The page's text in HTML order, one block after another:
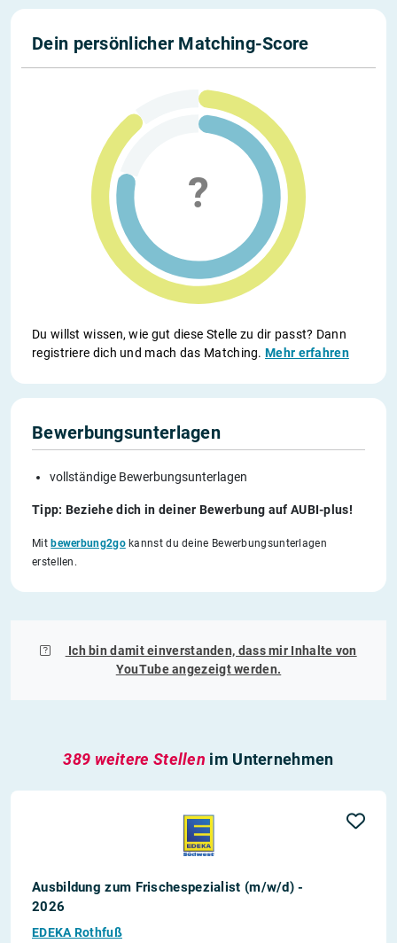
Dein persönlicher Matching-Score
Du willst wissen, wie gut diese Stelle zu dir passt? Dann
registriere dich und mach das Matching.Mehr erfahren
Bewerbungsunterlagen
vollständige Bewerbungsunterlagen
Tipp: Beziehe dich in deiner Bewerbung auf AUBI-plus!
Mit bewerbung2gokannst du deine Bewerbungsunterlagen
erstellen.
Ich bin damit einverstanden, dass mir Inhalte von
YouTubeangezeigt werden.
389 weitere Stellen im Unternehmen
Ausbildung zum Frischespezialist (m/w/d) -
2026
EDEKA Rothfuß